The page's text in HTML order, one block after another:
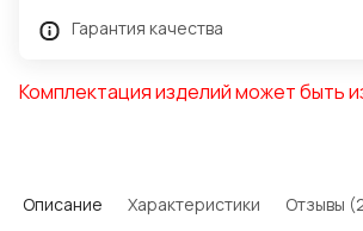
Гарантия качества
Комплектация изделий может быть
Описание Характеристики Отзывы